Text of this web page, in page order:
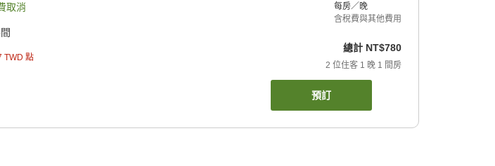
取消
TWD 點
每房／晚
含稅費與其他費用
總計 NT$780
2 位住客 1 晚 1 間房
預訂